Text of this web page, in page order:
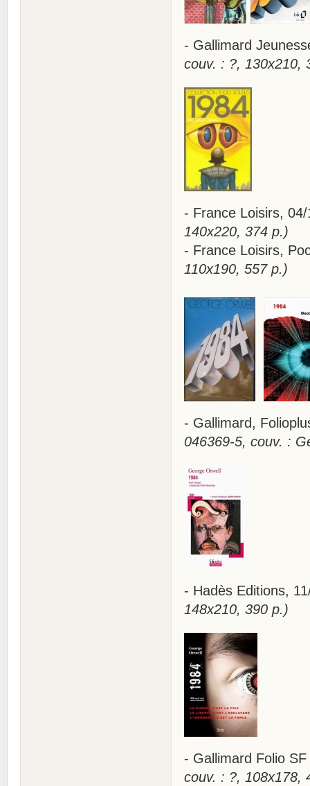
- Gallimard
couv. : ?, 130x210,
- France Loisirs,
140x220, 374 p.)
- France Loisirs,
110x190, 557 p.)
- Gallimard,
046369-5, couv. :
- Hadès Editions,
148x210, 390 p.)
- Gallimard Folio
couv. : ?, 108x178,